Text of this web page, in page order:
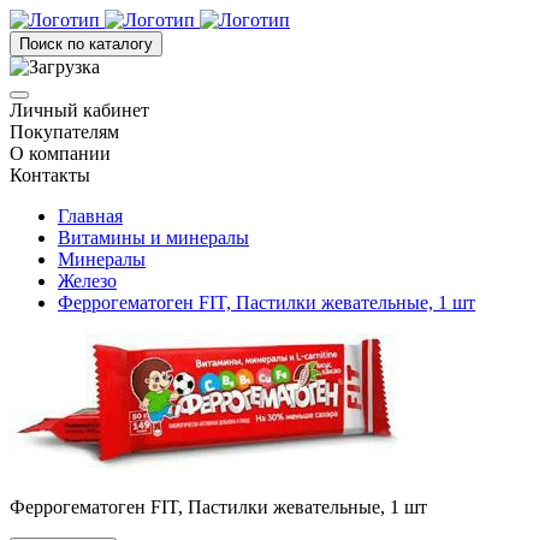
Поиск по каталогу
Личный кабинет
Покупателям
О компании
Контакты
Главная
Витамины и минералы
Минералы
Железо
Феррогематоген FIT, Пастилки жевательные, 1 шт
Феррогематоген FIT, Пастилки жевательные, 1 шт